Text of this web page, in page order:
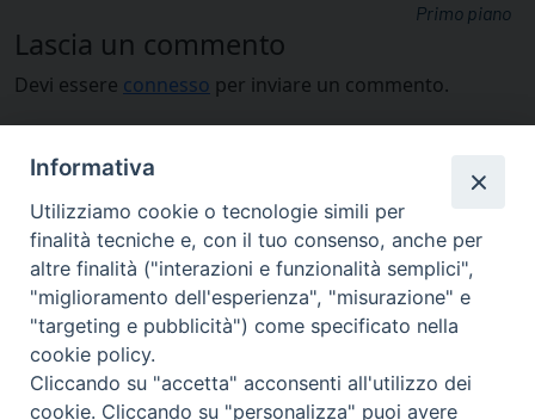
Primo piano
Lascia un commento
Devi essere connesso per inviare un commento.
Informativa
Utilizziamo cookie o tecnologie simili per
finalità tecniche e, con il tuo consenso, anche per
altre finalità ("interazioni e funzionalità semplici",
"miglioramento dell'esperienza", "misurazione" e
"targeting e pubblicità") come specificato nella
cookie policy.
Cliccando su "accetta" acconsenti all'utilizzo dei
cookie. Cliccando su "personalizza" puoi avere